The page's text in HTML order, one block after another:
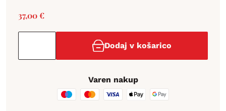
37,00€
Dodaj v košarico
Varen nakup